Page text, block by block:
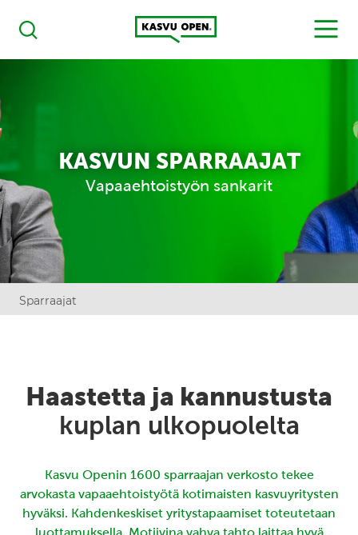
Haku
Kasvu Open
MENU
KASVUN SPARRAAJAT
Vapaaehtoistyön sankarit
Sparraajat
Haastetta ja kannustusta
kuplan ulkopuolelta
Kasvu Openin 1600 sparraajan verkosto tekee
arvokasta vapaaehtoistyötä kotimaisten kasvuyritysten
hyväksi. Kahdenkeskiset yritystapaamiset toteutetaan